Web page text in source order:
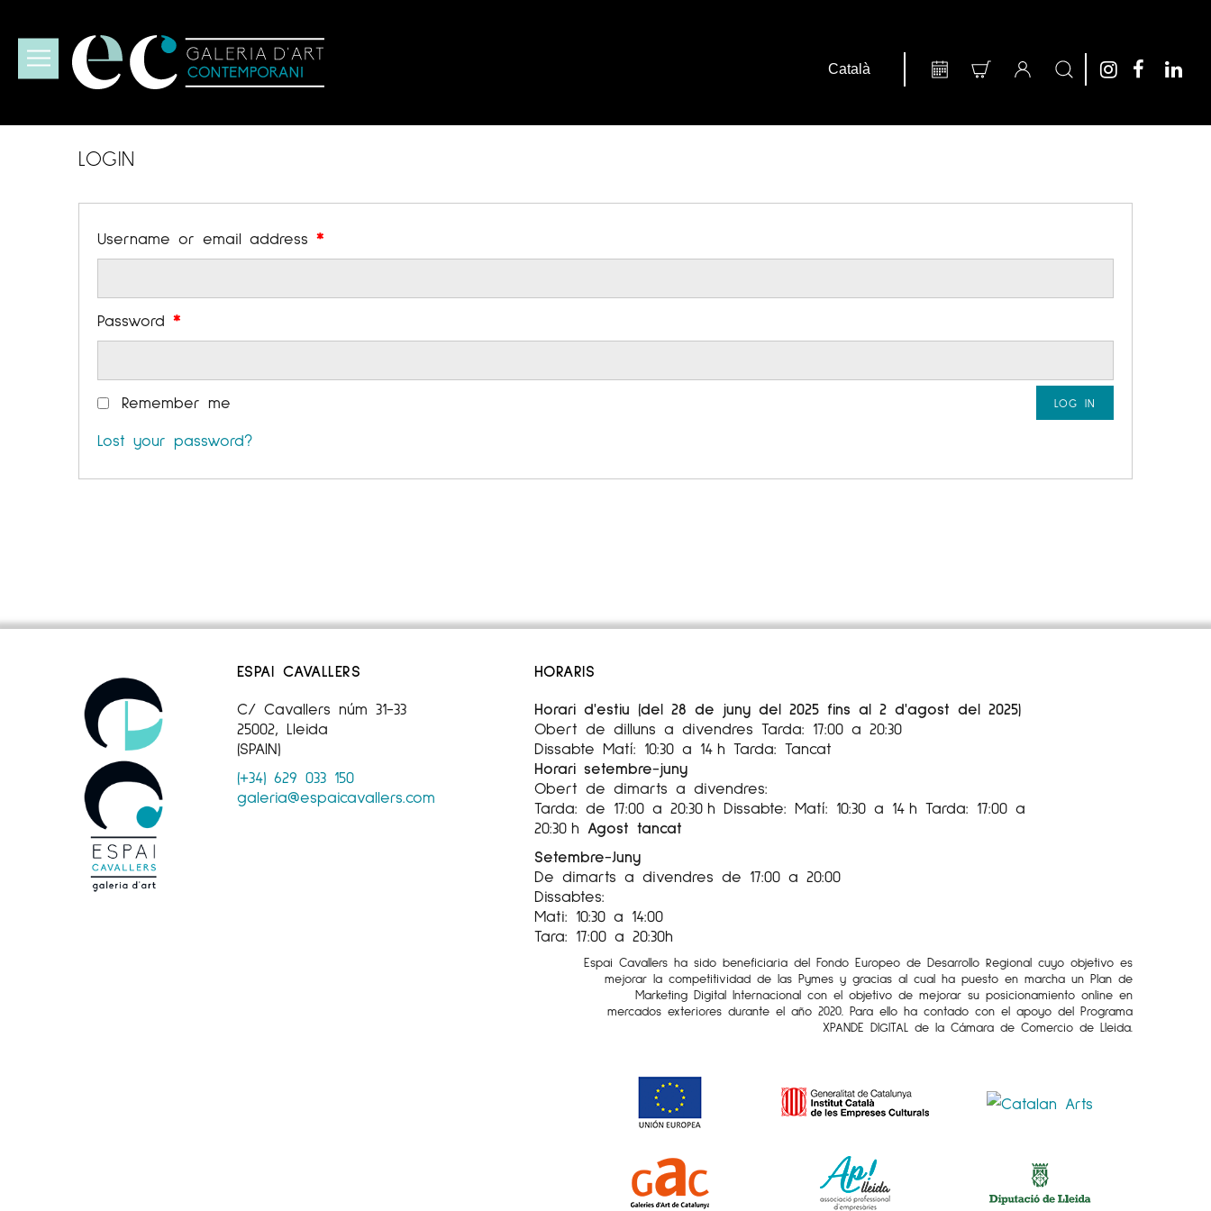
LOGIN
Username or email address *
Password *
Remember me LOG IN
Lost your password?
ESPAI CAVALLERS
C/ Cavallers núm 31-33
25002, Lleida
(SPAIN)
(+34) 629 033 150
galeria@espaicavallers.com
HORARIS
Horari d'estiu (del 28 de juny del 2025 fins al 2 d'agost del 2025)
Obert de dilluns a divendres Tarda: 17:00 a 20:30
Dissabte Matí: 10:30 a 14 h Tarda: Tancat
Horari setembre-juny
Obert de dimarts a divendres:
Tarda: de 17:00 a 20:30 h Dissabte: Matí: 10:30 a 14 h Tarda: 17:00 a
20:30 h Agost tancat
Setembre-Juny
De dimarts a divendres de 17:00 a 20:00
Dissabtes:
Mati: 10:30 a 14:00
Tara: 17:00 a 20:30h
Espai Cavallers ha sido beneficiaria del Fondo Europeo de Desarrollo Regional cuyo objetivo es
mejorar la competitividad de las Pymes y gracias al cual ha puesto en marcha un Plan de
Marketing Digital Internacional con el objetivo de mejorar su posicionamiento online en
mercados exteriores durante el año 2020. Para ello ha contado con el apoyo del Programa
XPANDE DIGITAL de la Cámara de Comercio de Lleida.